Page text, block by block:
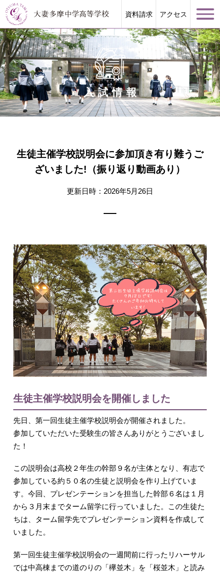
資料請求 アクセス
学校案内
学校生活
English
入試情報
生徒主催学校説明会に参加頂き有り難うご
ざいました!（振り返り動画あり）
更新日時：2026年5月26日
生徒主催学校説明会を開催しました
先日、第一回生徒主催学校説明会が開催されました。
参加していただいた受験生の皆さんありがとうございまし
た！
この説明会は高校２年生の幹部９名が主体となり、有志で
参加している約５０名の生徒と説明会を作り上げていま
す。今回、プレゼンテーションを担当した幹部６名は１月
から３月末までターム留学に行っていました。この生徒た
ちは、ターム留学先でプレゼンテーション資料を作成して
いました。
第一回生徒主催学校説明会の一週間前に行ったリハーサル
では中高棟までの道のりの「欅並木」を「桜並木」と読み